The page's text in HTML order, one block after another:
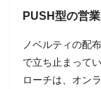
PUSH型の営
ノベルティの配
で立ち止まって
ローチは、オン